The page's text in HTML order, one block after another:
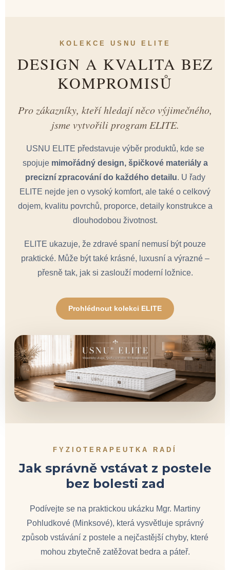
KOLEKCE USNU ELITE
DESIGN A KVALITA BEZ
KOMPROMISŮ
Pro zákazníky, kteří hledají něco výjimečného,
jsme vytvořili program ELITE.
USNU ELITE představuje výběr produktů, kde se
spojuje mimořádný design, špičkové materiály a
precizní zpracování do každého detailu. U řady
ELITE nejde jen o vysoký komfort, ale také o celkový
dojem, kvalitu povrchů, proporce, detaily konstrukce a
dlouhodobou životnost.
ELITE ukazuje, že zdravé spaní nemusí být pouze
praktické. Může být také krásné, luxusní a výrazné –
přesně tak, jak si zaslouží moderní ložnice.
Prohlédnout kolekci ELITE
FYZIOTERAPEUTKA RADÍ
Jak správně vstávat z postele
bez bolesti zad
Podívejte se na praktickou ukázku Mgr. Martiny
Pohludkové (Minksové), která vysvětluje správný
způsob vstávání z postele a nejčastější chyby, které
mohou zbytečně zatěžovat bedra a páteř.